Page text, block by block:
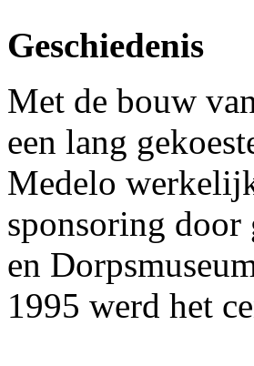
Geschiedenis
Met de bouw
een lang
Medelo
sponsoring door
en
1995 werd het